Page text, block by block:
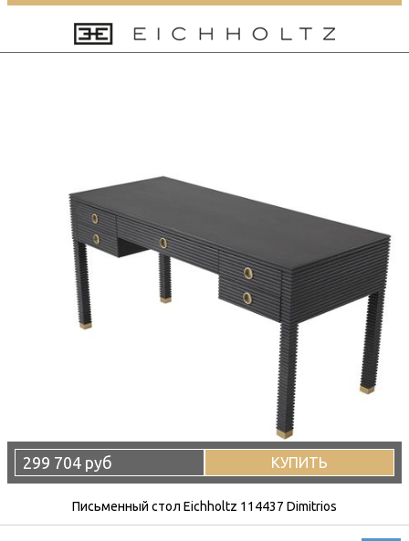
299 704 руб КУПИТЬ
Письменный стол Eichholtz 114437 Dimitrios